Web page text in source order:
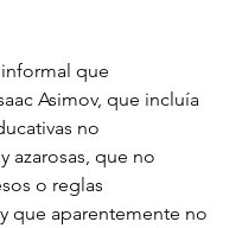
que
Asimov, que incluía
no
azarosas, que no
o reglas
que aparentemente no